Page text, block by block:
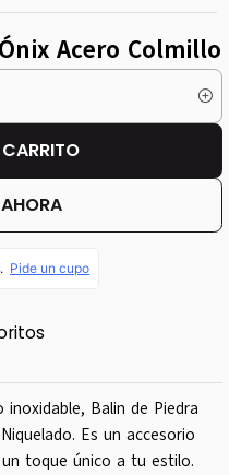
Acero Colmillo
Balin de Piedra
Es un accesorio
toque único a tu estilo.